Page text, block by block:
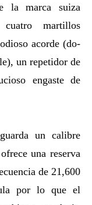
la marca suiza
martillos
acorde (do-
un repetidor de
engaste de
un calibre
una reserva
de 21,600
por lo que el